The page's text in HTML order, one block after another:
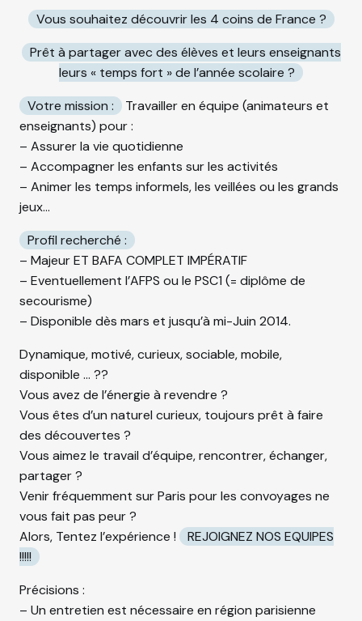
i
e
s
Vous souhaitez découvrir les 4 coins de France ?
Prêt à partager avec des élèves et leurs enseignants
leurs « temps fort » de l’année scolaire ?
Votre mission :
Travailler en équipe (animateurs et
enseignants) pour :
– Assurer la vie quotidienne
– Accompagner les enfants sur les activités
– Animer les temps informels, les veillées ou les grands
jeux…
Profil recherché :
– Majeur ET BAFA COMPLET IMPÉRATIF
– Eventuellement l’AFPS ou le PSC1 (= diplôme de
secourisme)
– Disponible dès mars et jusqu’à mi-Juin 2014.
Dynamique, motivé, curieux, sociable, mobile,
disponible … ??
Vous avez de l’énergie à revendre ?
Vous êtes d’un naturel curieux, toujours prêt à faire
des découvertes ?
Vous aimez le travail d’équipe, rencontrer, échanger,
partager ?
Venir fréquemment sur Paris pour les convoyages ne
vous fait pas peur ?
Alors, Tentez l’expérience !
REJOIGNEZ NOS EQUIPES
!!!!!
Précisions :
– Un entretien est nécessaire en région parisienne